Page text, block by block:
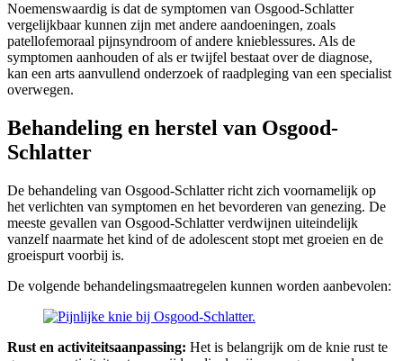
Noemenswaardig is dat de symptomen van Osgood-Schlatter
vergelijkbaar kunnen zijn met andere aandoeningen, zoals
patellofemoraal pijnsyndroom of andere knieblessures. Als de
symptomen aanhouden of als er twijfel bestaat over de diagnose,
kan een arts aanvullend onderzoek of raadpleging van een specialist
overwegen.
Behandeling en herstel van Osgood-
Schlatter
De behandeling van Osgood-Schlatter richt zich voornamelijk op
het verlichten van symptomen en het bevorderen van genezing. De
meeste gevallen van Osgood-Schlatter verdwijnen uiteindelijk
vanzelf naarmate het kind of de adolescent stopt met groeien en de
groeispurt voorbij is.
De volgende behandelingsmaatregelen kunnen worden aanbevolen:
Rust en activiteitsaanpassing: Het is belangrijk om de knie rust te